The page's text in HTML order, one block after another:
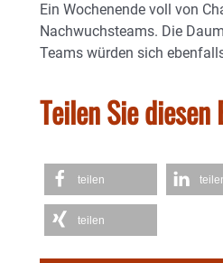
Ein Wochenende voll von
Nachwuchsteams. Die
Teams würden sich
Teilen Sie
teilen
teilen